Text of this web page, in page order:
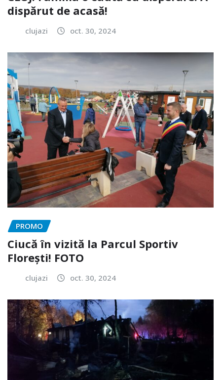
dispărut de acasă!
clujazi oct. 30, 2024
PROMO
Ciucă în vizită la Parcul Sportiv
Florești! FOTO
clujazi oct. 30, 2024